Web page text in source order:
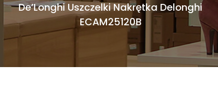
De’Longhi Uszczelki Nakrętka Delonghi
ECAM25120B